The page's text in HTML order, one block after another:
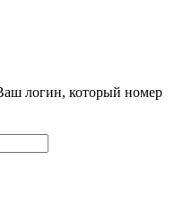
логин, который номер